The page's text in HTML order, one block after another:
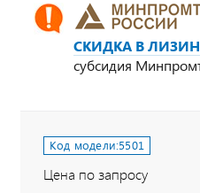
СКИДКА В
субсидия
Код модели:5501
Цена по запросу